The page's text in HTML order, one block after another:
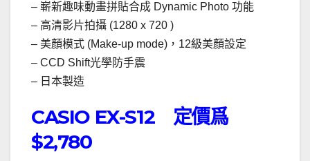
– 嶄新趣味動畫拼貼合成 Dynamic Photo 功能
– 高清影片拍攝 (1280 x 720 )
– 美顏模式 (Make-up mode)，12級美顏設定
– CCD Shift光學防手震
– 日本製造
CASIO EX-S12 定價爲
$2,780